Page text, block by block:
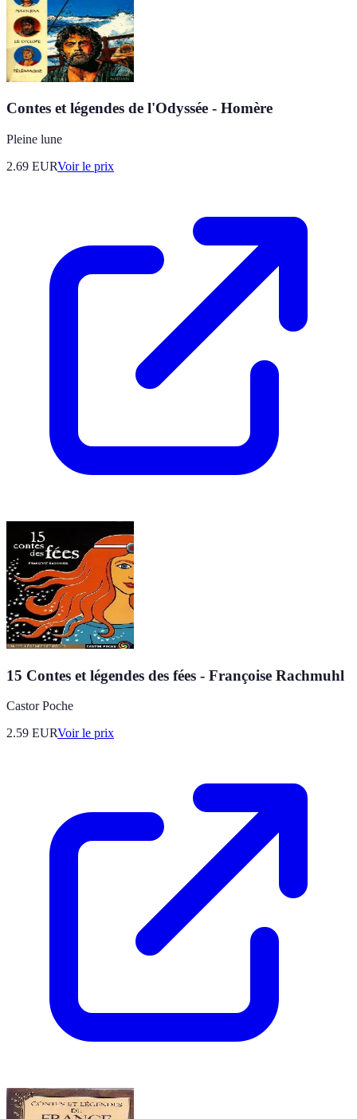
Contes et légendes de l'Odyssée - Homère
Pleine lune
2.69 EURVoir le prix
15 Contes et légendes des fées - Françoise Rachmuhl
Castor Poche
2.59 EURVoir le prix